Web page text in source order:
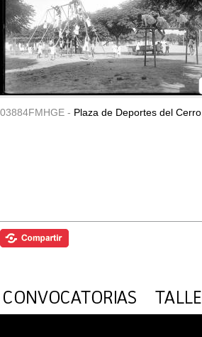
03884FMHGE - Plaza de Deportes del Cerro.